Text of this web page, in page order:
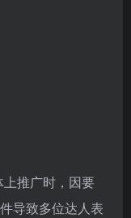
推广时，因要
导致多位达人表